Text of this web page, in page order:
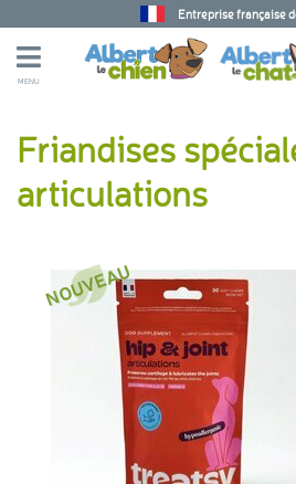
Entreprise française
MENU
Friandises
articulations